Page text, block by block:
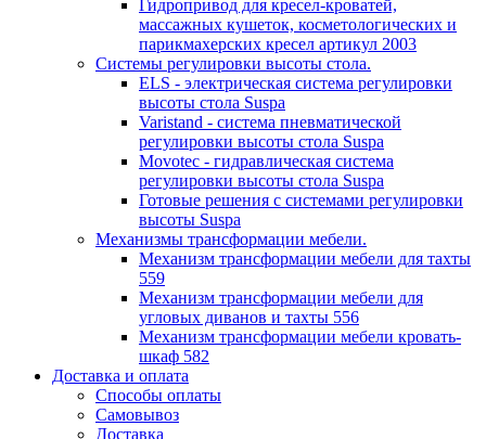
Гидропривод для кресел-кроватей,
массажных кушеток, косметологических и
парикмахерских кресел артикул 2003
Системы регулировки высоты стола.
ELS - электрическая система регулировки
высоты стола Suspa
Varistand - система пневматической
регулировки высоты стола Suspa
Movotec - гидравлическая система
регулировки высоты стола Suspa
Готовые решения с системами регулировки
высоты Suspa
Механизмы трансформации мебели.
Механизм трансформации мебели для тахты
559
Механизм трансформации мебели для
угловых диванов и тахты 556
Механизм трансформации мебели кровать-
шкаф 582
Доставка и оплата
Способы оплаты
Самовывоз
Доставка